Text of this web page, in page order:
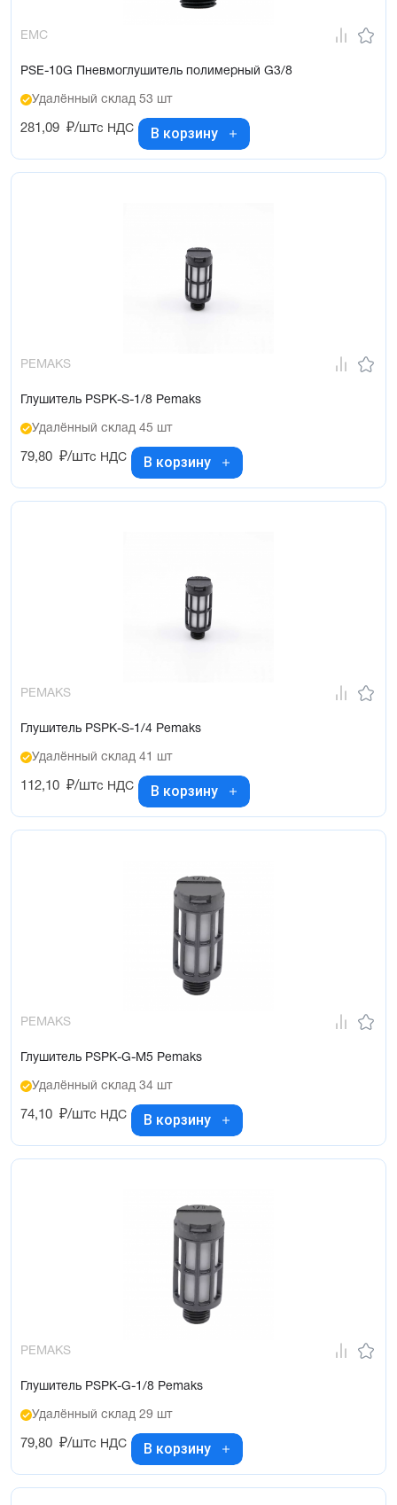
EMC
PSE-10G Пневмоглушитель полимерный G3/8
Удалённый склад 53 шт
281,09 ₽/штс НДС В корзину
PEMAKS
Глушитель PSPK-S-1/8 Pemaks
Удалённый склад 45 шт
79,80 ₽/штс НДС В корзину
PEMAKS
Глушитель PSPK-S-1/4 Pemaks
Удалённый склад 41 шт
112,10 ₽/штс НДС В корзину
PEMAKS
Глушитель PSPK-G-M5 Pemaks
Удалённый склад 34 шт
74,10 ₽/штс НДС В корзину
PEMAKS
Глушитель PSPK-G-1/8 Pemaks
Удалённый склад 29 шт
79,80 ₽/штс НДС В корзину